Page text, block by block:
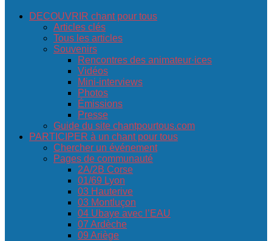
DECOUVRIR chant pour tous
Articles clés
Tous les articles
Souvenirs
Rencontres des animateur·ices
Vidéos
Mini-interviews
Photos
Émissions
Presse
Guide du site chantpourtous.com
PARTICIPER à un chant pour tous
Chercher un événement
Pages de communauté
2A/2B Corse
01/69 Lyon
03 Hauterive
03 Montluçon
04 Ubaye avec l’EAU
07 Ardèche
09 Ariège